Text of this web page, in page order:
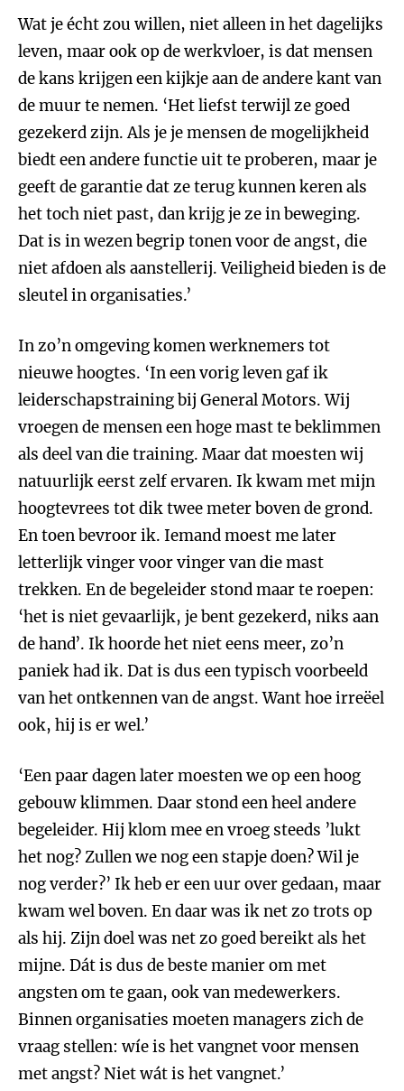
Wat je écht zou willen, niet alleen in het dagelijks
leven, maar ook op de werkvloer, is dat mensen
de kans krijgen een kijkje aan de andere kant van
de muur te nemen. ‘Het liefst terwijl ze goed
gezekerd zijn. Als je je mensen de mogelijkheid
biedt een andere functie uit te proberen, maar je
geeft de garantie dat ze terug kunnen keren als
het toch niet past, dan krijg je ze in beweging.
Dat is in wezen begrip tonen voor de angst, die
niet afdoen als aanstellerij. Veiligheid bieden is de
sleutel in organisaties.’
In zo’n omgeving komen werknemers tot
nieuwe hoogtes. ‘In een vorig leven gaf ik
leiderschapstraining bij General Motors. Wij
vroegen de mensen een hoge mast te beklimmen
als deel van die training. Maar dat moesten wij
natuurlijk eerst zelf ervaren. Ik kwam met mijn
hoogtevrees tot dik twee meter boven de grond.
En toen bevroor ik. Iemand moest me later
letterlijk vinger voor vinger van die mast
trekken. En de begeleider stond maar te roepen:
‘het is niet gevaarlijk, je bent gezekerd, niks aan
de hand’. Ik hoorde het niet eens meer, zo’n
paniek had ik. Dat is dus een typisch voorbeeld
van het ontkennen van de angst. Want hoe irreëel
ook, hij is er wel.’
‘Een paar dagen later moesten we op een hoog
gebouw klimmen. Daar stond een heel andere
begeleider. Hij klom mee en vroeg steeds ’lukt
het nog? Zullen we nog een stapje doen? Wil je
nog verder?’ Ik heb er een uur over gedaan, maar
kwam wel boven. En daar was ik net zo trots op
als hij. Zijn doel was net zo goed bereikt als het
mijne. Dát is dus de beste manier om met
angsten om te gaan, ook van medewerkers.
Binnen organisaties moeten managers zich de
vraag stellen: wíe is het vangnet voor mensen
met angst? Niet wát is het vangnet.’